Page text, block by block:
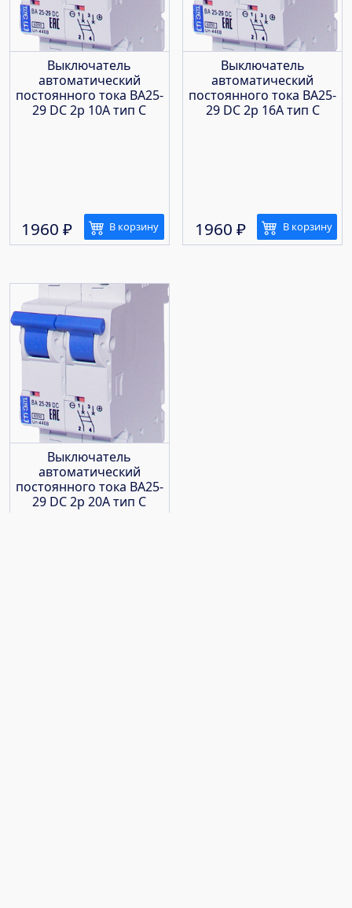
Выключатель
автоматический
постоянного тока ВА25-
29 DC 2р 10А тип С
1960₽ В корзину
Выключатель
автоматический
постоянного тока ВА25-
29 DC 2р 16А тип С
1960 ₽ В корзину
Выключатель
автоматический
постоянного тока ВА25-
29 DC 2р 20А тип С